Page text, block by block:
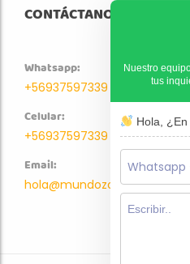
CONTÁCTANOS
Whatsapp:
+56937597339
Celular:
+56937597339
Email:
hola@mundozoo.cl
Nuestro
tus
Hola,